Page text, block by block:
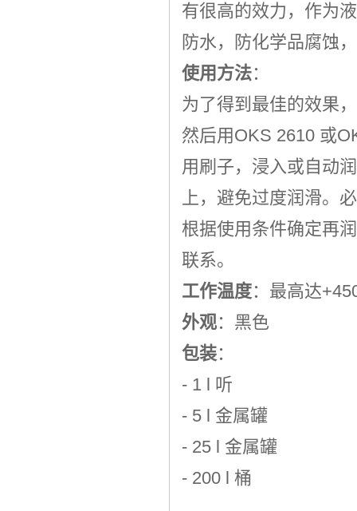
有很高的效力，作为
防水，防化学品腐蚀
使用方法：
为了得到最佳的效果
然后用OKS 2610 或
用刷子，浸入或自动
上，避免过度润滑。
根据使用条件确定再
联系。
工作温度：最高达
外观：黑色
包装：
- 1 l 听
- 5 l 金属罐
- 25 l 金属罐
- 200 l 桶